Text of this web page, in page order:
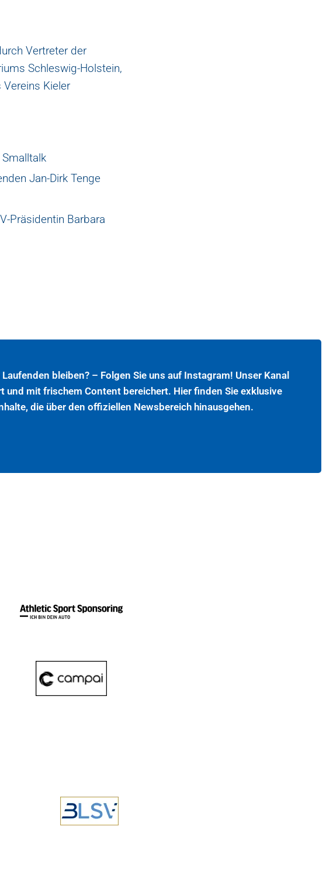
Vertreter der
Schleswig-Holstein,
Kieler
Jan-Dirk Tenge
Präsidentin Barbara
bleiben? – Folgen Sie uns auf Instagram! Unser Kanal
und mit frischem Content bereichert. Hier finden Sie exklusive
die über den offiziellen Newsbereich hinausgehen.